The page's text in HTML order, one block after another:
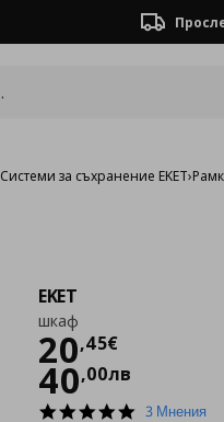
Системи за съхранение EKET›
EKET
шкаф
20,45€
Цена
40,00лв
5.03 Мнения